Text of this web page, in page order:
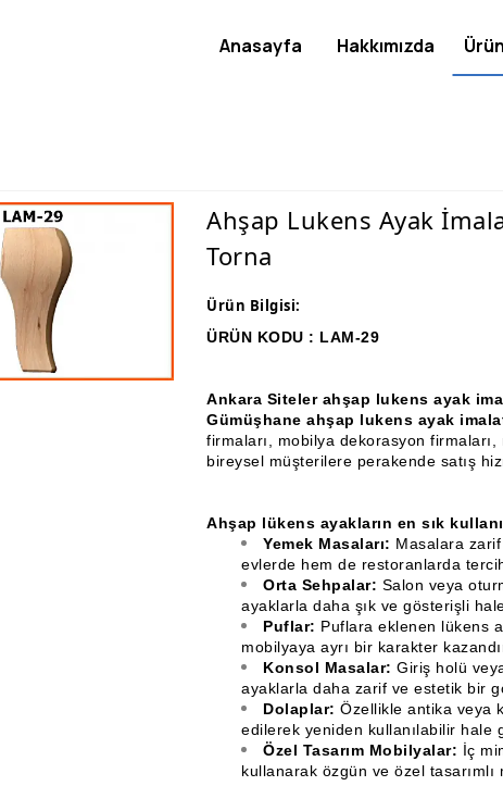
Ahşap Lukens Ayak
Torna
Ürün Bilgisi:
ÜRÜN KODU : LAM-29
Ankara Siteler ahşap lukens ayak
Gümüşhane ahşap lukens ayak
firmaları, mobilya dekorasyon firmaları,
bireysel müşterilere perakende satış
Ahşap lükens ayakların en sık
Yemek Masaları: Masalara
evlerde hem de restoranlarda
Orta Sehpalar: Salon veya
ayaklarla daha şık ve gösterişli
Puflar: Puflara eklenen lükens
mobilyaya ayrı bir karakter
Konsol Masalar: Giriş holü
ayaklarla daha zarif ve estetik bir
Dolaplar: Özellikle antika veya
edilerek yeniden kullanılabilir hale
Özel Tasarım Mobilyalar: İç
kullanarak özgün ve özel
Anasayfa Hakkımızda